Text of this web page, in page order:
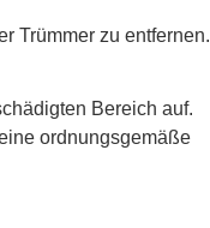
Trümmer zu entfernen.
Bereich auf.
ordnungsgemäße